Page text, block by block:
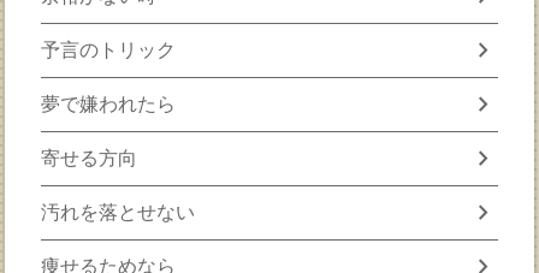
予言のトリック chevron_right
夢で嫌われたら chevron_right
寄せる方向 chevron_right
汚れを落とせない chevron_right
痩せるためなら